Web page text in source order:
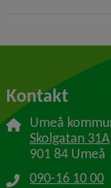
Kontakt
Umeå
Skolgatan 31A
901 84 Umeå
090-16 10 00